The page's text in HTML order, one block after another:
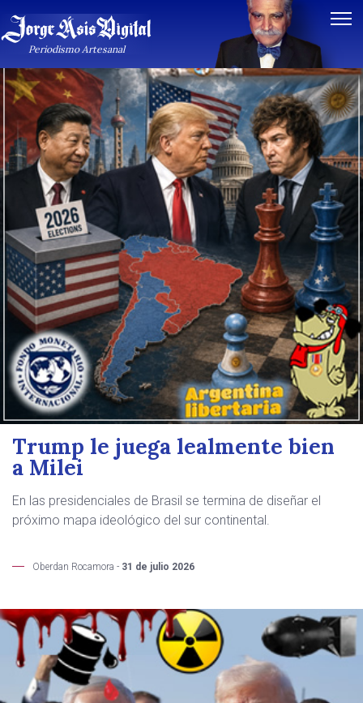
Periodismo Artesanal
Artículos Internacionales
Trump le juega lealmente bien
a Milei
En las presidenciales de Brasil se termina de diseñar el
próximo mapa ideológico del sur continental.
Oberdan Rocamora - 31 de julio 2026